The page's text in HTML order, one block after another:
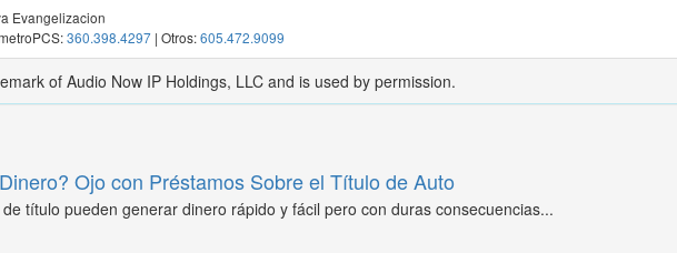
Evangelizacion
360.398.4297 | Otros:605.472.9099
of Audio Now IP Holdings, LLC and is used by permission.
Ojo con Préstamos Sobre el Título de Auto
título pueden generar dinero rápido y fácil pero con duras consecuencias...